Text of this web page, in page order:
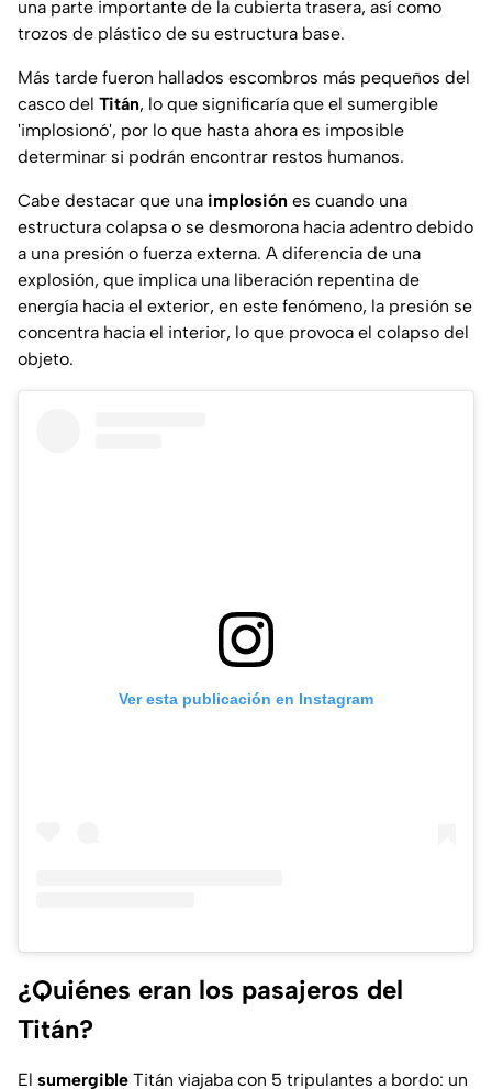
una parte importante de la cubierta trasera, así como
trozos de plástico de su estructura base.
Más tarde fueron hallados escombros más pequeños del
casco del Titán, lo que significaría que el sumergible
'implosionó', por lo que hasta ahora es imposible
determinar si podrán encontrar restos humanos.
Cabe destacar que una implosión es cuando una
estructura colapsa o se desmorona hacia adentro debido
a una presión o fuerza externa. A diferencia de una
explosión, que implica una liberación repentina de
energía hacia el exterior, en este fenómeno, la presión se
concentra hacia el interior, lo que provoca el colapso del
objeto.
Ver esta publicación en Instagram
¿Quiénes eran los pasajeros del
Titán?
El sumergible Titán viajaba con 5 tripulantes a bordo: un